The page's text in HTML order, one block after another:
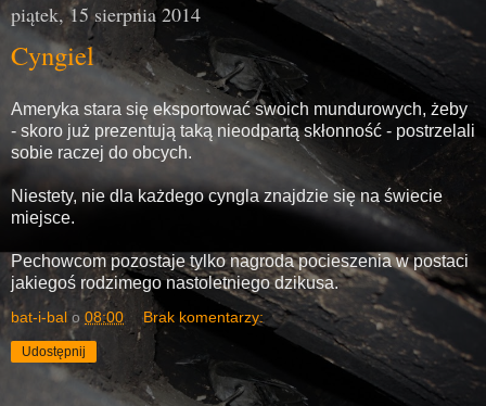
piątek, 15 sierpnia 2014
Cyngiel
Ameryka stara się eksportować swoich mundurowych, żeby
- skoro już prezentują taką nieodpartą skłonność - postrzelali
sobie raczej do obcych.
Niestety, nie dla każdego cyngla znajdzie się na świecie
miejsce.
Pechowcom pozostaje tylko nagroda pocieszenia w postaci
jakiegoś rodzimego nastoletniego dzikusa.
bat-i-bal o 08:00 Brak komentarzy:
Udostępnij